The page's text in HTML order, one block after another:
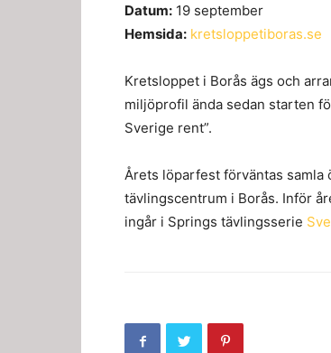
Datum: 19 september
Hemsida: kretsloppetiboras.se
Kretsloppet i Borås ägs och
miljöprofil ända sedan starten
Sverige rent”.
Årets löparfest förväntas samla
tävlingscentrum i Borås. Inför
ingår i Springs tävlingsserie